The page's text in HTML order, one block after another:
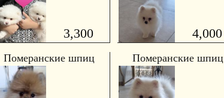
3,300 4,000
Померанские шпиц Померанские шпиц